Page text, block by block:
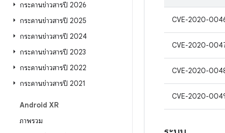
กระดานข่าวสารปี 2026
กระดานข่าวสารปี 2025
กระดานข่าวสารปี 2024
กระดานข่าวสารปี 2023
กระดานข่าวสารปี 2022
กระดานข่าวสารปี 2021
Android XR
ภาพรวม
CVE-2020-
CVE-2020-
CVE-2020-
CVE-2020-